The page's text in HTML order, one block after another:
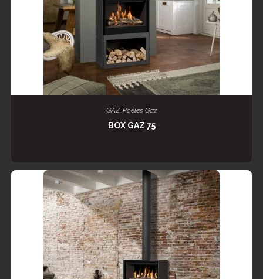
LIRE LA SUITE
GAZ, Poêles Gaz
BOX GAZ 75